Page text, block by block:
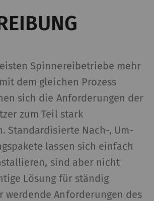
Spinnereibetriebe mehr
dem gleichen Prozess
sich die Anforderungen der
zum Teil stark
Standardisierte Nach-, Um-
lassen sich einfach
sind aber nicht
Lösung für ständig
werdende Anforderungen des